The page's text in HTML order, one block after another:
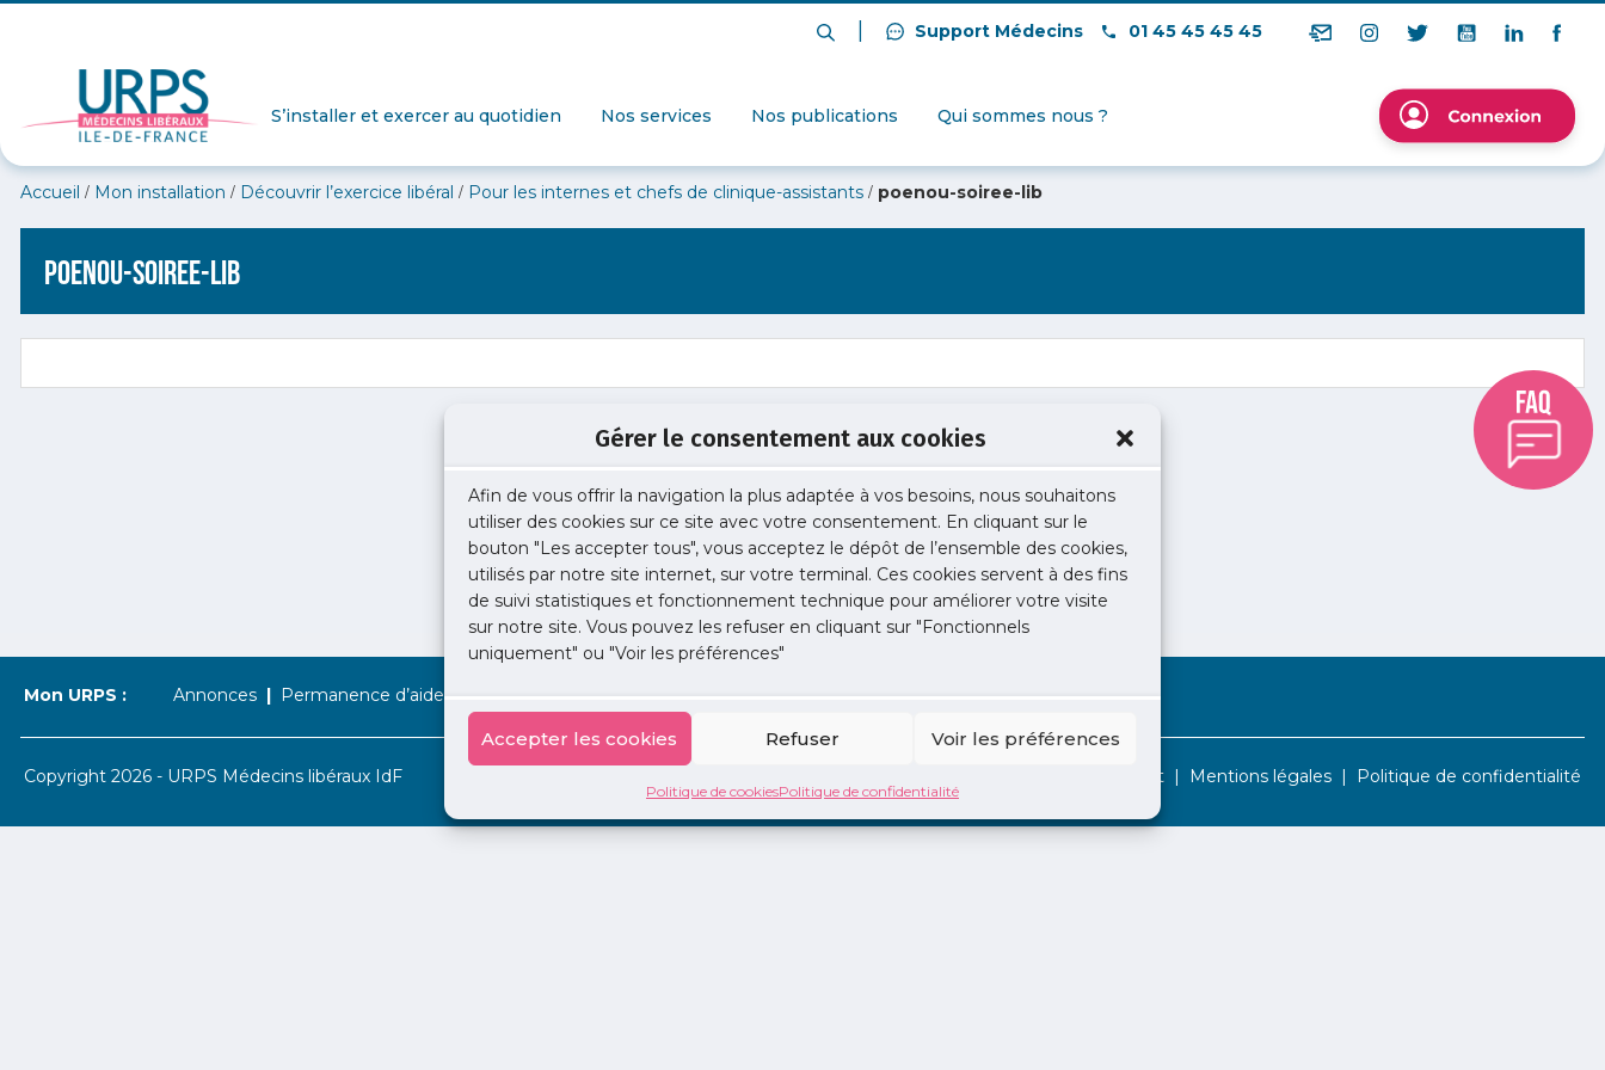
Gérer le consentement aux cookies
Afin de vous offrir la navigation la plus adaptée à vos besoins, nous souhaitons
utiliser des cookies sur ce site avec votre consentement. En cliquant sur le
bouton "Les accepter tous", vous acceptez le dépôt de l’ensemble des cookies,
utilisés par notre site internet, sur votre terminal. Ces cookies servent à des fins
de suivi statistiques et fonctionnement technique pour améliorer votre visite
sur notre site. Vous pouvez les refuser en cliquant sur "Fonctionnels
uniquement" ou "Voir les préférences"
Accepter les cookies Refuser Voir les préférences
Politique de cookiesPolitique de confidentialité
Support Médecins 01 45 45 45 45
S’installer et exercer au quotidien Nos services Nos publications Qui sommes nous ?
Accueil / Mon installation / Découvrir l’exercice libéral / Pour les internes et chefs de clinique-assistants / poenou-soiree-lib
poenou-soiree-lib
Mon URPS : Annonces Permanence d’aide à l’installation La Centrale 2 jours en libéral Adopte 1 Doc
Copyright 2026 - URPS Médecins libéraux IdF Contact Mentions légales Politique de confidentialité